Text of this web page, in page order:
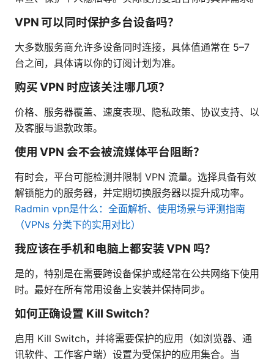
VPN 可以同时保护多台设备吗？
大多数服务商允许多设备同时连接，具体值通常在 5–7
台之间，具体请以你的订阅计划为准。
购买 VPN 时应该关注哪几项？
价格、服务器覆盖、速度表现、隐私政策、协议支持、以
及客服与退款政策。
使用 VPN 会不会被流媒体平台阻断？
有时会，平台可能检测并限制 VPN 流量。选择具备有效
解锁能力的服务器，并定期切换服务器以提升成功率。
Radmin vpn是什么：全面解析、使用场景与评测指南
（VPNs 分类下的实用对比）
我应该在手机和电脑上都安装 VPN 吗？
是的，特别是在需要跨设备保护或经常在公共网络下使用
时。最好在所有常用设备上安装并保持同步。
如何正确设置 Kill Switch？
启用 Kill Switch，并将需要保护的应用（如浏览器、通
讯软件、工作客户端）设置为受保护的应用集合。当